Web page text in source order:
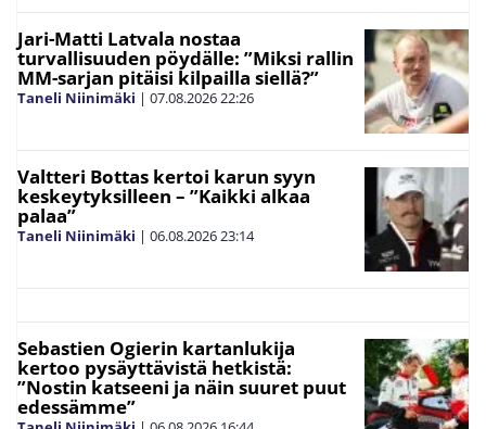
Jari-Matti Latvala nostaa
turvallisuuden pöydälle: ”Miksi rallin
MM-sarjan pitäisi kilpailla siellä?”
Taneli Niinimäki | 07.08.202622:26
Valtteri Bottas kertoi karun syyn
keskeytyksilleen – ”Kaikki alkaa
palaa”
Taneli Niinimäki | 06.08.202623:14
Sebastien Ogierin kartanlukija
kertoo pysäyttävistä hetkistä:
”Nostin katseeni ja näin suuret puut
edessämme”